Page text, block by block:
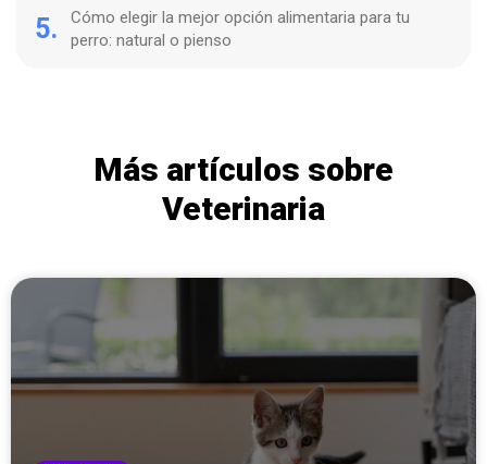
5.
Cómo elegir la mejor opción alimentaria para tu
perro: natural o pienso
Más artículos sobre
Veterinaria